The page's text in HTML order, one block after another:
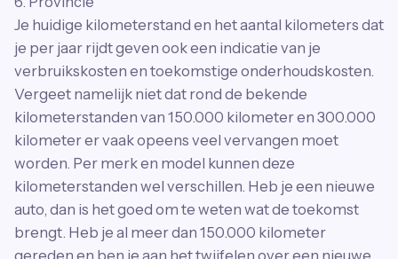
Je huidige kilometerstand en het aantal kilometers dat
je per jaar rijdt geven ook een indicatie van je
verbruikskosten en toekomstige onderhoudskosten.
Vergeet namelijk niet dat rond de bekende
kilometerstanden van 150.000 kilometer en 300.000
kilometer er vaak opeens veel vervangen moet
worden. Per merk en model kunnen deze
kilometerstanden wel verschillen. Heb je een nieuwe
auto, dan is het goed om te weten wat de toekomst
brengt. Heb je al meer dan 150.000 kilometer
gereden en ben je aan het twijfelen over een nieuwe